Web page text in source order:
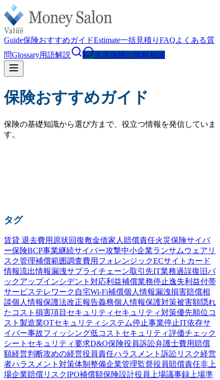
Guide保険おすすめガイドEstimate一括見積り FAQよくある質
問Glossary用語解説 火災保険の無料相談
保険おすすめガイド
保険の基礎知識から選び方まで、役立つ情報を発信していま
す。
タグ
賃貸 退去費用 原状回復敷金借家人賠償責任火災保険サイバ
ー保険BCP事業継続サイバー攻撃中小企業ランサムウェア リ
スク管理補償範囲調査費用 フォレンジックECサイト カード
情報流出情報漏洩サプライチェーン取引先IT業務過誤復旧バ
ックアップインシデント対応利益補償業務停止逸失利益付帯
サービステレワーク 自宅Wi-Fi補償個人情報漏洩損害賠償相
談個人情報保護法改正報告義務個人情報保護対策被害額隠れ
たコスト 損害項目 セキュリティ セキュリティ対策優先順位コ
スト 製造業OTセキュリティ システム停止事業停止IT依存サ
イバー事故フィッシング低コスト セキュリティ評価チェック
シート セキュリティ要求D&O保険役員訴訟弁護士費用 賠償
額経営判断攻めの経営役員責任ハラスメント 訴訟リスク経営
者ハラスメント対策体制整備企業管理監督役員賠償責任非上
場企業賠償リスクIPO補償額保険設計役員 上場議事録 上場準